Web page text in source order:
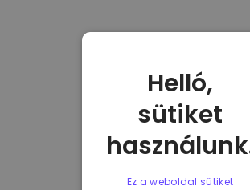
Helló,
sütiket
Ez a weboldal sütiket